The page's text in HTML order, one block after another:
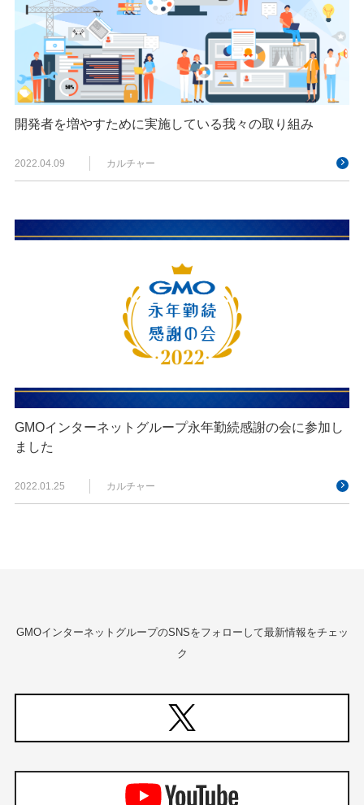
開発者を増やすために実施している我々の取り組み
2022.04.09 カルチャー
GMOインターネットグループ永年勤続感謝の会に参加し
ました
2022.01.25 カルチャー
GMOインターネットグループのSNSをフォローして最新情報をチェッ
ク